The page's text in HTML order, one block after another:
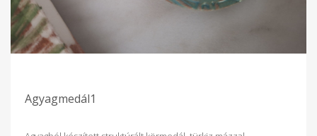
Agyagmedál1